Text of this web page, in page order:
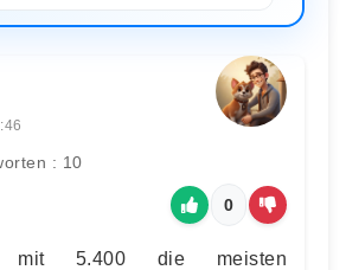
: 10
0
mit 5.400 die meisten